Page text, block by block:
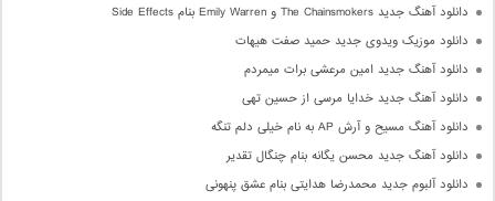
دانلود آهنگ جدید The Chainsmokers و Emily Warren بنام Side Effects
دانلود موزیک ویدوی جدید حمید صفت هیهات
دانلود آهنگ جدید امین مرعشی برات میمردم
دانلود آهنگ جدید خدایا مرسی از حسین تهی
دانلود آهنگ مسیح و آرش AP به نام خیلی دلم تنگه
دانلود آهنگ جدید محسن یگانه بنام چنگال تقدیر
دانلود آلبوم جدید محمدرضا هدایتی بنام عشق پنهونی